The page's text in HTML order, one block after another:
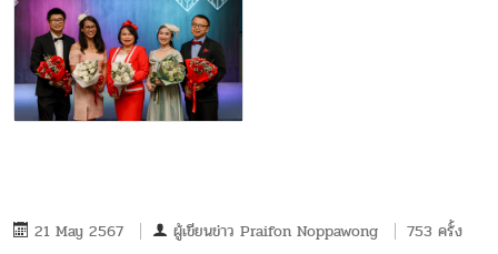
21 May 2567 ผู้เขียนข่าว Praifon Noppawong 753 ครั้ง